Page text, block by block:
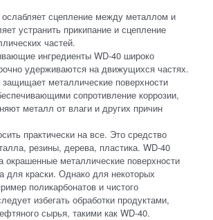
ослабляет сцепление между металлом и
устранить прикипание и сцепление
частей.
ингредиенты WD-40 широко
удерживаются на движущихся частях.
металлические поверхности
сопротивление коррозии,
металл от влаги и других причин
практически на все. Это средство
резины, дерева, пластика. WD-40
окрашенные металлические поверхности
для краски. Однако для некоторых
поликарбонатов и чистого
избегать обработки продуктами,
сырья, такими как WD-40.